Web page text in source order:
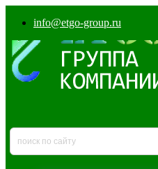
info@etgo-group.ru